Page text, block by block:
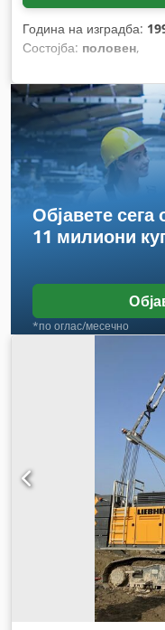
Година на изградба:
Состојба: половен,
Објавете сега
11 милиони
*по оглас/месечно